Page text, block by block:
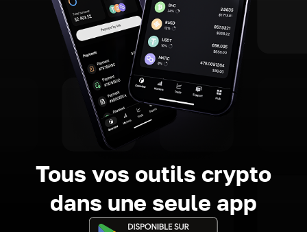
Tous vos outils crypto
dans une seule app